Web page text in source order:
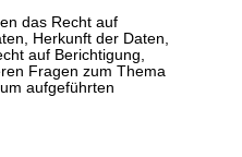
das Recht auf
Herkunft der Daten,
auf Berichtigung,
Fragen zum Thema
aufgeführten